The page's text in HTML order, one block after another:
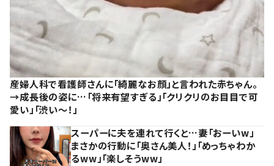
産婦人科で看護師さんに「綺麗なお顔」と言われた赤ちゃん。
→成長後の姿に…「将来有望すぎる」「クリクリのお目目で可
愛い」「渋い～！」
スーパーに夫を連れて行くと…妻「おーいw」
まさかの行動に「奥さん美人！」「めっちゃわか
るww」「楽しそうww」